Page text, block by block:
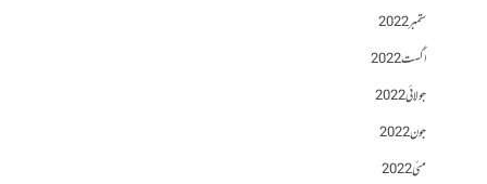
ستمبر 2022
اگست 2022
جولائی 2022
جون 2022
مئی 2022